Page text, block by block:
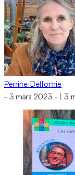
Perrine Delfortrie
- 3 mars 2023 - 3